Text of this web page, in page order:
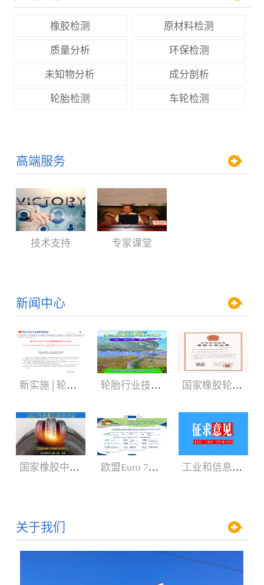
橡胶检测 原材料检测
质量分析 环保检测
未知物分析 成分剖析
轮胎检测 车轮检测
高端服务
技术支持 专家课堂
新闻中心
新实施│轮胎3C认证规则 轮胎行业技术盛会:2024年轮胎剖析研讨会（05.29-06.01） 国家橡胶轮胎质检中心获CNAS、CMA新证书
国家橡胶中心2023年轮胎剖析研讨会3月召开 欧盟Euro 7新法规增加汽车轮胎新内容 工业和信息化部：公开征求对《轿车轮胎》等8项强制性国家标准（征求意见稿）的意见
关于我们